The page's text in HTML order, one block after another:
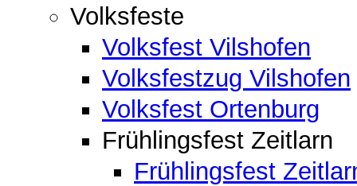
Volksfeste
Volksfest Vilshofen
Volksfestzug Vilshofen
Volksfest Ortenburg
Frühlingsfest Zeitlarn
Frühlingsfest